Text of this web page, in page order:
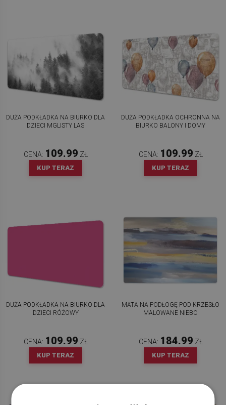
DUŻA PODKŁADKA NA BIURKO DLA
DZIECI MGLISTY LAS
CENA: 109.99 ZŁ
KUP TERAZ
DUŻA PODKŁADKA OCHRONNA NA
BIURKO BALONY I DOMY
CENA: 109.99 ZŁ
KUP TERAZ
DUŻA PODKŁADKA NA BIURKO DLA
DZIECI RÓŻOWY
CENA: 109.99 ZŁ
KUP TERAZ
MATA NA PODŁOGĘ POD KRZESŁO
MALOWANE NIEBO
CENA: 184.99 ZŁ
KUP TERAZ